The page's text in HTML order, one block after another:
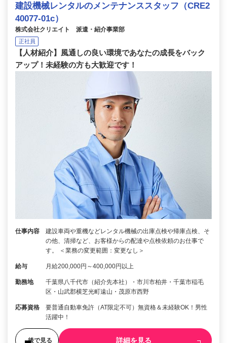
建設機械レンタルのメンテナンススタッフ（CRE2
40077-01c）
株式会社クリエイト 派遣・紹介事業部
正社員
【人材紹介】風通しの良い環境であなたの成長をバック
アップ！未経験の方も大歓迎です！
仕事内容
建設車両や重機などレンタル機械の出庫点検や帰庫点検、そ
の他、清掃など、お客様からの配達や点検依頼のお仕事で
す。 ＜業務の変更範囲：変更なし＞
給与 月給200,000円～400,000円以上
勤務地
千葉県八千代市（紹介先本社）・市川市柏井・千葉市稲毛
区・山武郡横芝光町遠山・茂原市西野
応募資格
要普通自動車免許（AT限定不可）無資格＆未経験OK！男性
活躍中！
後で見る 詳細を見る